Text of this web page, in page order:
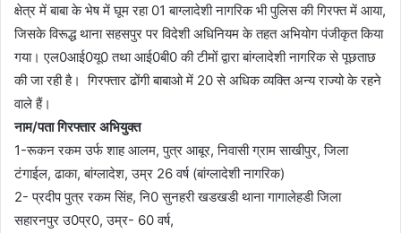
क्षेत्र में बाबा के भेष में घूम रहा 01 बाग्लादेशी नागरिक भी पुलिस की गिरफ्त में आया,
जिसके विरूद्ध थाना सहसपुर पर विदेशी अधिनियम के तहत अभियोग पंजीकृत किया
गया। एल0आई0यू0 तथा आई0बी0 की टीमों द्वारा बांग्लादेशी नागरिक से पूछताछ
की जा रही है। गिरफ्तार ढोंगी बाबाओ में 20 से अधिक व्यक्ति अन्य राज्यो के रहने
वाले हैं।
नाम/पता गिरफ्तार अभियुक्त
1-रूकन रकम उर्फ शाह आलम, पुत्र आबूर, निवासी ग्राम साखीपुर, जिला
टंगाईल, ढाका, बांग्लादेश, उम्र 26 वर्ष (बांग्लादेशी नागरिक)
2- प्रदीप पुत्र रकम सिंह, नि0 सुनहरी खडखडी थाना गागालेहडी जिला
सहारनपुर उ0प्र0, उम्र- 60 वर्ष,